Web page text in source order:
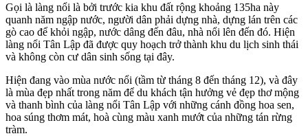
Gọi là làng nổi là bởi trước kia khu đất rộng khoảng 135ha này
quanh năm ngập nước, người dân phải dựng nhà, dựng lán trên các
gò cao để khỏi ngập, nước dâng đến đâu, nhà nổi lên đến đó. Hiện
làng nổi Tân Lập đã được quy hoạch trở thành khu du lịch sinh thái
và không còn cư dân sinh sống tại đây.
Hiện đang vào mùa nước nổi (tầm từ tháng 8 đến tháng 12), và đây
là mùa đẹp nhất trong năm để du khách tận hưởng vẻ đẹp thơ mộng
và thanh bình của làng nổi Tân Lập với những cánh đồng hoa sen,
hoa súng thơm mát, hoà cùng màu xanh mướt của những tán rừng
tràm.